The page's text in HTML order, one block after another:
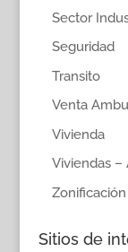
Sector
Seguridad
Transito
Venta
Vivienda
Viviendas –
Zonificación
Sitios de